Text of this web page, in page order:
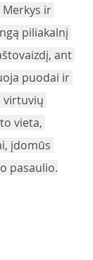
ir
piliakalnį
ant
puodai ir
virtuvių
vieta,
įdomūs
pasaulio.